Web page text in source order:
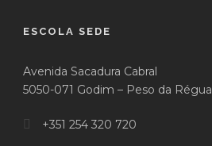
ESCOLA SEDE
Avenida Sacadura Cabral
5050-071 Godim – Peso da Régua
+351 254 320 720